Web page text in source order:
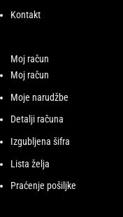
Kontakt
Moj račun
Moj račun
Moje narudžbe
Detalji računa
Izgubljena šifra
Lista želja
Praćenje pošiljke